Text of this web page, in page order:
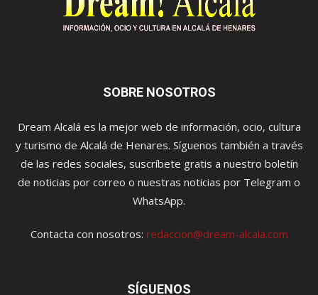
SOBRE NOSOTROS
Dream Alcalá es la mejor web de información, ocio, cultura
y turismo de Alcalá de Henares. Síguenos también a través
de las redes sociales, suscríbete gratis a nuestro boletín
de noticias por correo o nuestras noticias por Telegram o
WhatsApp.
Contacta con nosotros: redaccion@dream-alcala.com
SÍGUENOS